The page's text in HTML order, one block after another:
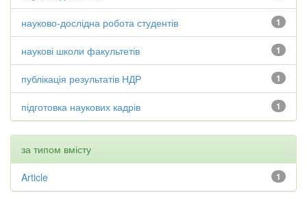
1
науково-дослідна робота студентів
1
наукові школи факультетів
1
публікація результатів НДР
1
підготовка наукових кадрів
за типом вмісту
1
Article